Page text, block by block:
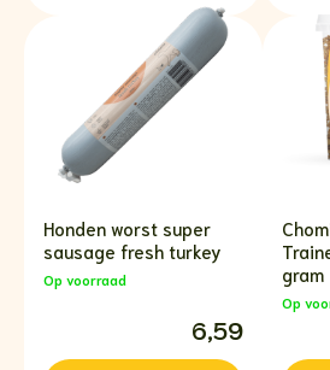
Honden worst super
sausage fresh turkey
Op voorraad
6,59
gram
Op